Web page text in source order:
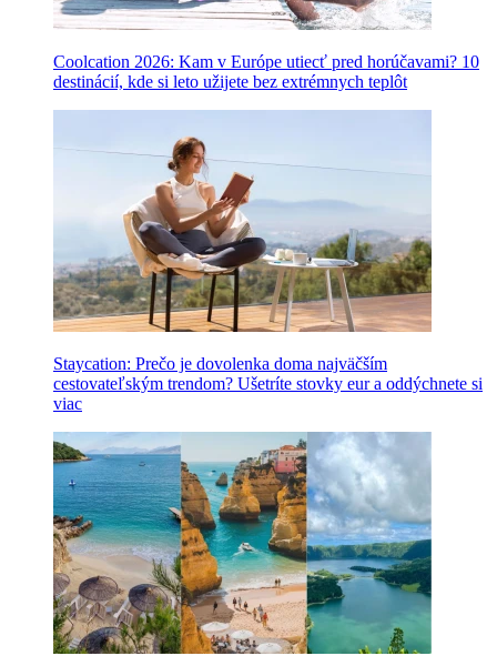
Coolcation 2026: Kam v Európe utiecť pred horúčavami? 10
destinácií, kde si leto užijete bez extrémnych teplôt
Staycation: Prečo je dovolenka doma najväčším
cestovateľským trendom? Ušetríte stovky eur a oddýchnete si
viac